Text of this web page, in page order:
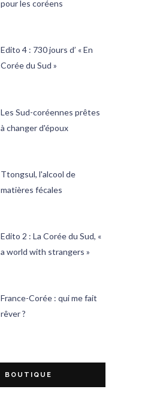
pour les coréens
Edito 4 : 730 jours d’ « En
Corée du Sud »
Les Sud-coréennes prêtes
à changer d'époux
Ttongsul, l'alcool de
matières fécales
Edito 2 : La Corée du Sud, «
a world with strangers »
France-Corée : qui me fait
rêver ?
BOUTIQUE